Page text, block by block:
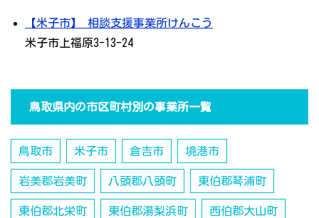
【米子市】 相談支援事業所けんこう
米子市上福原3-13-24
鳥取県内の市区町村別の事業所一覧
鳥取市 米子市 倉吉市 境港市
岩美郡岩美町 八頭郡八頭町 東伯郡琴浦町
東伯郡北栄町 東伯郡湯梨浜町 西伯郡大山町